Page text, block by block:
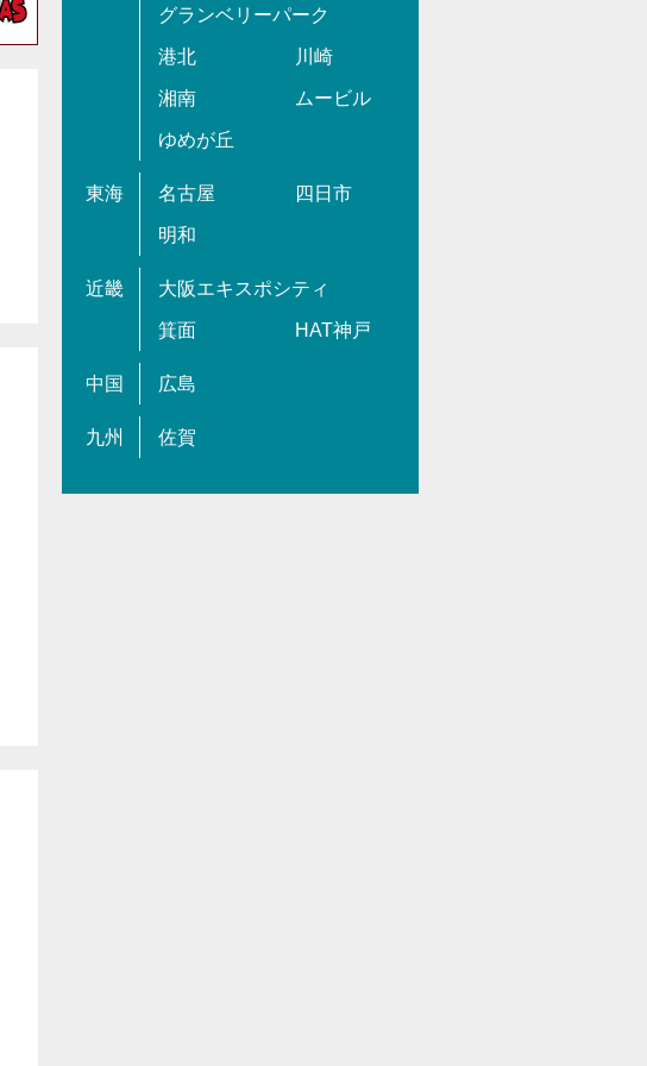
グランベリーパーク
港北 川崎
湘南 ムービル
ゆめが丘
東海 名古屋 四日市
明和
近畿 大阪エキスポシティ
箕面 HAT神戸
中国 広島
九州 佐賀